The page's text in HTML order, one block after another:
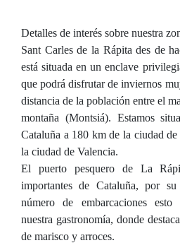
Detalles de interés sobre nuestra
Sant Carles de la Rápita des de
está situada en un enclave
que podrá disfrutar de inviernos
distancia de la población entre el
montaña (Montsiá). Estamos
Cataluña a 180 km de la ciudad
la ciudad de Valencia.
El puerto pesquero de La
importantes de Cataluña, por
número de embarcaciones
nuestra gastronomía, donde
de marisco y arroces.